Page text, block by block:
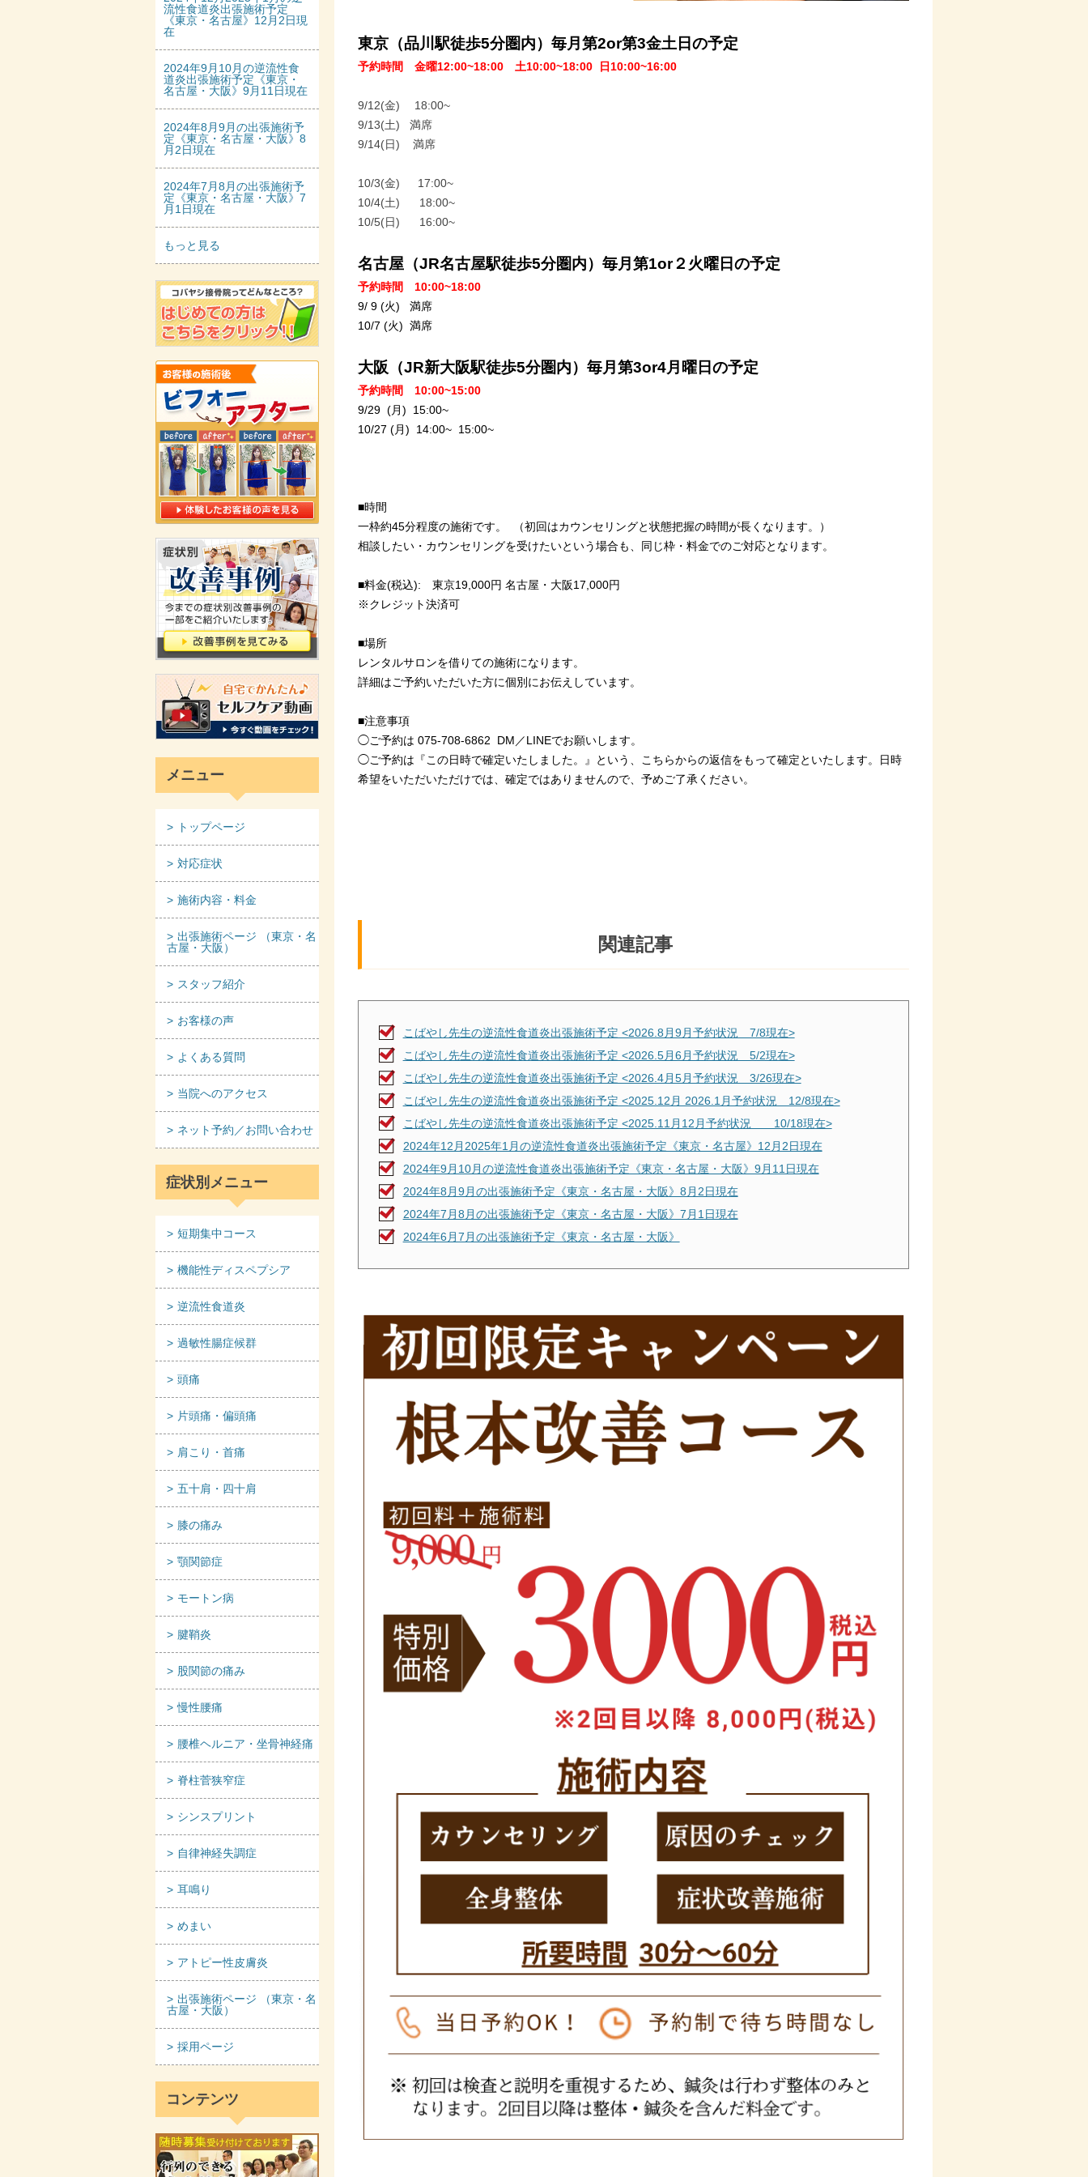
東京（品川駅徒歩5分圏内）毎月第2or第3金土日の予定
予約時間 金曜12:00~18:00 土10:00~18:00 日10:00~16:00
9/12(金) 18:00~
9/13(土) 満席
9/14(日) 満席
10/3(金) 17:00~
10/4(土) 18:00~
10/5(日) 16:00~
名古屋（JR名古屋駅徒歩5分圏内）毎月第1or２火曜日の予定
予約時間 10:00~18:00
9/ 9 (火) 満席
10/7 (火) 満席
大阪（JR新大阪駅徒歩5分圏内）毎月第3or4月曜日の予定
予約時間 10:00~15:00
9/29 (月) 15:00~
10/27 (月) 14:00~ 15:00~
■時間
一枠約45分程度の施術です。 （初回はカウンセリングと状態把握の時間が長くなります。）
相談したい・カウンセリングを受けたいという場合も、同じ枠・料金でのご対応となります。
■料金(税込): 東京19,000円 名古屋・大阪17,000円
※クレジット決済可
■場所
レンタルサロンを借りての施術になります。
詳細はご予約いただいた方に個別にお伝えしています。
■注意事項
◯ご予約は 075-708-6862 DM／LINEでお願いします。
◯ご予約は『この日時で確定いたしました。』という、こちらからの返信をもって確定といたします。日時
希望をいただいただけでは、確定ではありませんので、予めご了承ください。
関連記事
こばやし先生の逆流性食道炎出張施術予定 <2026.8月9月予約状況 7/8現在>
こばやし先生の逆流性食道炎出張施術予定 <2026.5月6月予約状況 5/2現在>
こばやし先生の逆流性食道炎出張施術予定 <2026.4月5月予約状況 3/26現在>
こばやし先生の逆流性食道炎出張施術予定 <2025.12月 2026.1月予約状況 12/8現在>
こばやし先生の逆流性食道炎出張施術予定 <2025.11月12月予約状況 10/18現在>
2024年12月2025年1月の逆流性食道炎出張施術予定《東京・名古屋》12月2日現在
2024年9月10月の逆流性食道炎出張施術予定《東京・名古屋・大阪》9月11日現在
2024年8月9月の出張施術予定《東京・名古屋・大阪》8月2日現在
2024年7月8月の出張施術予定《東京・名古屋・大阪》7月1日現在
2024年6月7月の出張施術予定《東京・名古屋・大阪》
流性食道炎出張施術予定
《東京・名古屋》12月2日現
在
2024年9月10月の逆流性食
道炎出張施術予定《東京・
名古屋・大阪》9月11日現在
2024年8月9月の出張施術予
定《東京・名古屋・大阪》8
月2日現在
2024年7月8月の出張施術予
定《東京・名古屋・大阪》7
月1日現在
もっと見る
メニュー
トップページ
対応症状
施術内容・料金
出張施術ページ （東京・名
古屋・大阪）
スタッフ紹介
お客様の声
よくある質問
当院へのアクセス
ネット予約／お問い合わせ
症状別メニュー
短期集中コース
機能性ディスペプシア
逆流性食道炎
過敏性腸症候群
頭痛
片頭痛・偏頭痛
肩こり・首痛
五十肩・四十肩
膝の痛み
顎関節症
モートン病
腱鞘炎
股関節の痛み
慢性腰痛
腰椎ヘルニア・坐骨神経痛
脊柱菅狭窄症
シンスプリント
自律神経失調症
耳鳴り
めまい
アトピー性皮膚炎
出張施術ページ （東京・名
古屋・大阪）
採用ページ
コンテンツ